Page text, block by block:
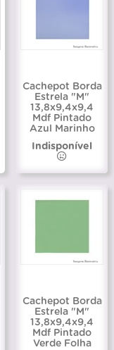
Cachepot Borda
Estrela "M"
13,8x9,4x9,4
Mdf Pintado
Azul Marinho
Indisponível
Cachepot Borda
Estrela "M"
13,8x9,4x9,4
Mdf Pintado
Verde Folha